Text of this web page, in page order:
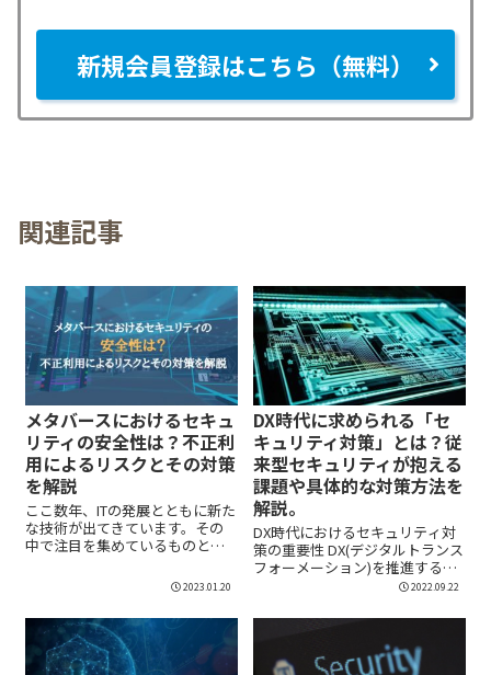
新規会員登録はこちら（無料）
関連記事
メタバースにおけるセキュ
リティの安全性は？不正利
用によるリスクとその対策
を解説
ここ数年、ITの発展とともに新た
な技術が出てきています。その
中で注目を集めているものとし
2023.01.20
DX時代に求められる「セ
キュリティ対策」とは？従
来型セキュリティが抱える
課題や具体的な対策方法を
解説。
DX時代におけるセキュリティ対
策の重要性 DX(デジタルトランス
フォーメーション)を推進するに
2022.09.22